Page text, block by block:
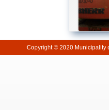
Copyright © 2020 Municipality